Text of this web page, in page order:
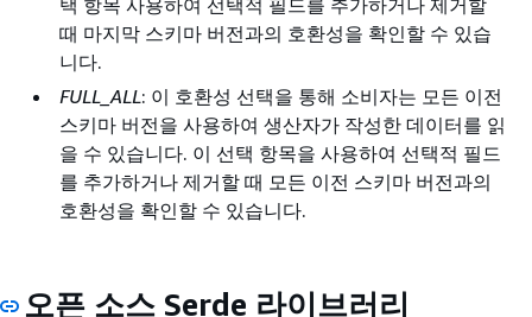
때 마지막 스키마 버전과의 호환성을 확인할 수 있습
니다.
FULL_ALL: 이 호환성 선택을 통해 소비자는 모든 이전
스키마 버전을 사용하여 생산자가 작성한 데이터를 읽
을 수 있습니다. 이 선택 항목을 사용하여 선택적 필드
를 추가하거나 제거할 때 모든 이전 스키마 버전과의
호환성을 확인할 수 있습니다.
오픈 소스 Serde 라이브러리